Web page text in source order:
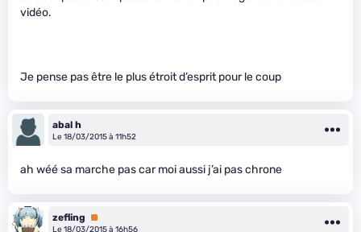
vidéo.
Je pense pas être le plus étroit d’esprit pour le coup
abal h
Le 18/03/2015 à 11h52
ah wéé sa marche pas car moi aussi j’ai pas chrone
zefling
Premium
Le 18/03/2015 à 16h56